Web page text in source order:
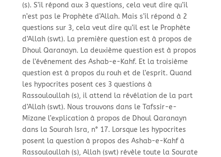
(s). S’il répond aux 3 questions, cela veut dire qu’il
n’est pas le Prophète d’Allah. Mais s’il répond à 2
questions sur 3, cela veut dire qu’il est le Prophète
d’Allah (swt). La première question est à propos de
Dhoul Qaranayn. La deuxième question est à propos
de l’événement des Ashab-e-Kahf. Et la troisième
question est à propos du rouh et de l’esprit. Quand
les hypocrites posent ces 3 questions à
Rassouloullah (s), il attend la révélation de la part
d’Allah (swt). Nous trouvons dans le Tafssir-e-
Mizane l’explication à propos de Dhoul Qaranayn
dans la Sourah Isra, n° 17. Lorsque les hypocrites
posent la question à propos des Ashab-e-Kahf à
Rassouloullah (s), Allah (swt) révèle toute la Sourate